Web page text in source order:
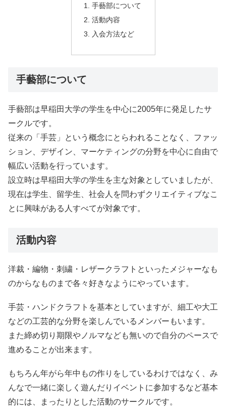
手藝部について
活動内容
入会方法など
手藝部について
手藝部は早稲田大学の学生を中心に2005年に発足したサ
ークルです。
従来の「手芸」という概念にとらわれることなく、ファッ
ション、デザイン、マーケティングの分野を中心に自由で
幅広い活動を行っています。
設立時は早稲田大学の学生を主な対象としていましたが、
現在は学生、留学生、社会人を問わずクリエイティブなこ
とに興味がある人すべてが対象です。
活動内容
洋裁・編物・刺繍・レザークラフトといったメジャーなも
のからなものまで各々好きなようにやっています。
手芸・ハンドクラフトを基本としていますが、細工や大工
などの工芸的な分野を楽しんでいるメンバーもいます。
また締め切り期限やノルマなども無いので自分のペースで
進めることが出来ます。
もちろん年がら年中もの作りをしているわけではなく、み
んなで一緒に楽しく遊んだりイベントに参加するなど基本
的には、まったりとした活動のサークルです。